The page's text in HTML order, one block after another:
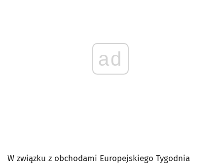
ad
W związku z obchodami Europejskiego Tygodnia